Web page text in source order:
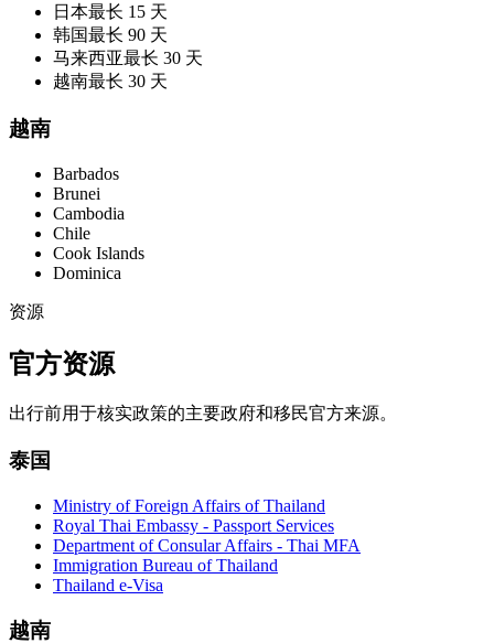
日本最长 15 天
韩国最长 90 天
马来西亚最长 30 天
越南最长 30 天
越南
Barbados
Brunei
Cambodia
Chile
Cook Islands
Dominica
资源
官方资源
出行前用于核实政策的主要政府和移民官方来源。
泰国
Ministry of Foreign Affairs of Thailand
Royal Thai Embassy - Passport Services
Department of Consular Affairs - Thai MFA
Immigration Bureau of Thailand
Thailand e-Visa
越南